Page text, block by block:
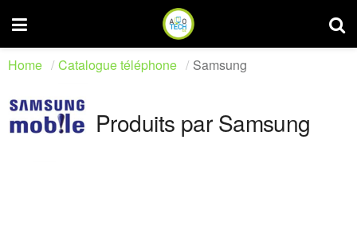
Home Catalogue téléphone Samsung
Produits par Samsung